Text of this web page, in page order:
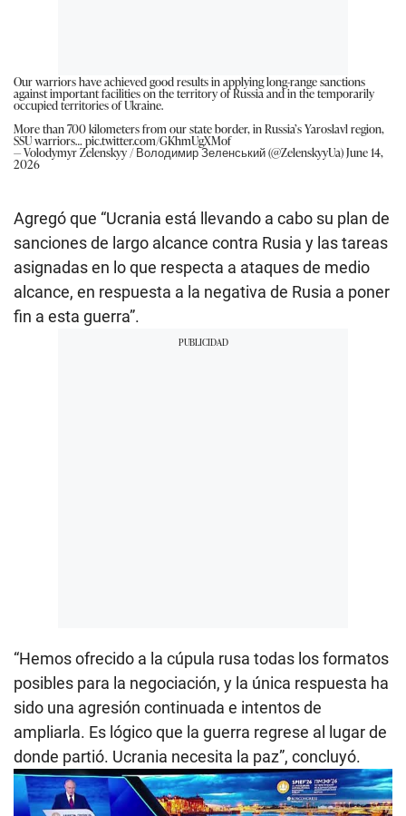
Our warriors have achieved good results in applying long-range sanctions
against important facilities on the territory of Russia and in the temporarily
occupied territories of Ukraine.
More than 700 kilometers from our state border, in Russia’s Yaroslavl region,
SSU warriors…pic.twitter.com/GKhmUgXMof
— Volodymyr Zelenskyy / Володимир Зеленський (@ZelenskyyUa)June 14,
2026
Agregó que “Ucrania está llevando a cabo su plan de
sanciones de largo alcance contra Rusia y las tareas
asignadas en lo que respecta a ataques de medio
alcance, en respuesta a la negativa de Rusia a poner
fin a esta guerra”.
“Hemos ofrecido a la cúpula rusa todas los formatos
posibles para la negociación, y la única respuesta ha
sido una agresión continuada e intentos de
ampliarla. Es lógico que la guerra regrese al lugar de
donde partió. Ucrania necesita la paz”, concluyó.